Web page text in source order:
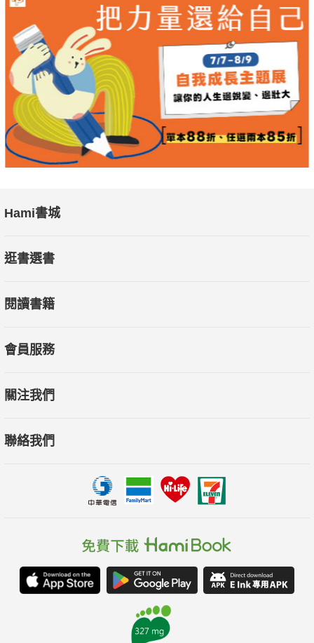
Hami書城
逛書選書
閱讀書籍
會員服務
關注我們
聯絡我們